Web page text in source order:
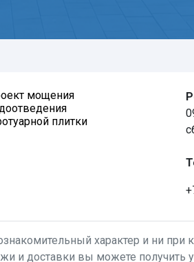
мощения
плитки
характер и ни при
и доставки вы можете